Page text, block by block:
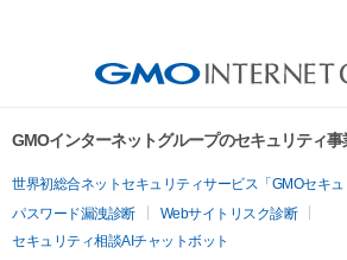
GMOインターネットグループのセキュリティ事
世界初総合ネットセキュリティサービス「GMOセキュ
パスワード漏洩診断
Webサイトリスク診断
セキュリティ相談AIチャットボット